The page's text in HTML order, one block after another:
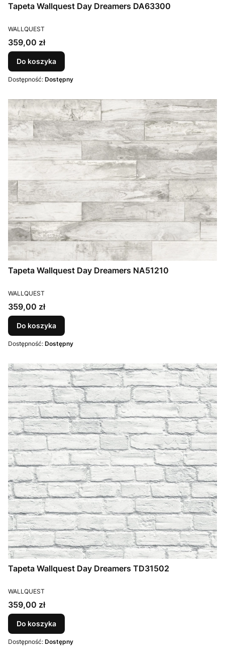
Tapeta Wallquest Day Dreamers DA63300
PRODUCENT
WALLQUEST
Cena
359,00 zł
Do koszyka
Dostępność: Dostępny
Tapeta Wallquest Day Dreamers NA51210
PRODUCENT
WALLQUEST
Cena
359,00 zł
Do koszyka
Dostępność: Dostępny
Tapeta Wallquest Day Dreamers TD31502
PRODUCENT
WALLQUEST
Cena
359,00 zł
Do koszyka
Dostępność: Dostępny